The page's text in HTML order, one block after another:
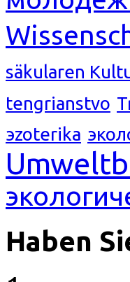
säkularen
tengrianstvo
эzoterika
Haben